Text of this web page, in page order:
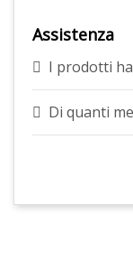
Assistenza
I prodotti
Di quanti